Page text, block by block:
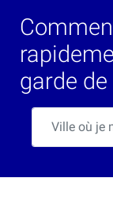
garde